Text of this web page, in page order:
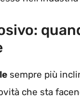
sempre più
che sta